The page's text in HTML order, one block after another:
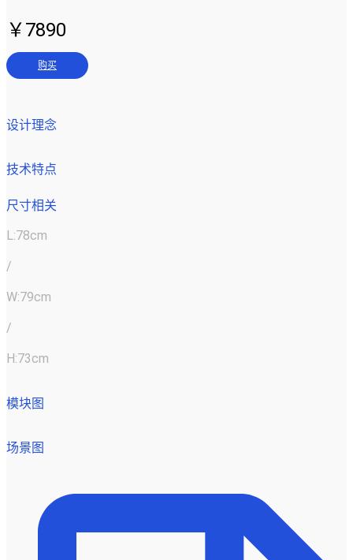
￥7890
购买
设计理念
技术特点
尺寸相关
L:78cm
/
W:79cm
/
H:73cm
模块图
场景图